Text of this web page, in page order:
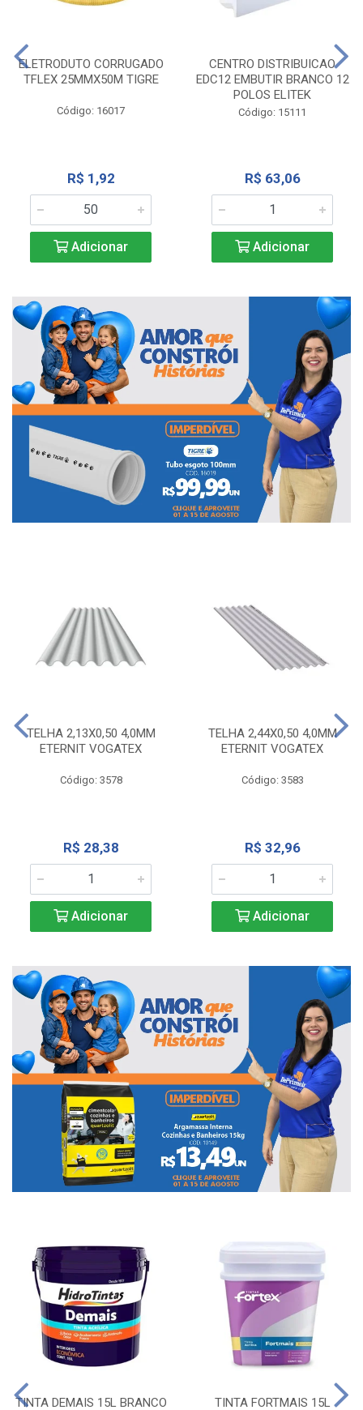
ELETRODUTO CORRUGADO
TFLEX 25MMX50M TIGRE
Código: 16017
R$ 1,92
Adicionar
CENTRO DISTRIBUICAO
EDC12 EMBUTIR BRANCO 12
POLOS ELITEK
Código: 15111
R$ 63,06
Adicionar
TELHA 2,13X0,50 4,0MM
ETERNIT VOGATEX
Código: 3578
R$ 28,38
Adicionar
TELHA 2,44X0,50 4,0MM
ETERNIT VOGATEX
Código: 3583
R$ 32,96
Adicionar
TINTA DEMAIS 15L BRANCO TINTA FORTMAIS 15L